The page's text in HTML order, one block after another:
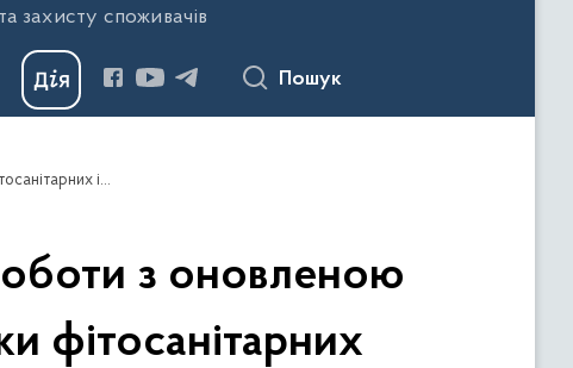
захисту споживачів
Пошук
Триває завершальний етап навчань щодо роботи з оновленою «Інформаційною системою для підтримки фітосанітарних інспекційних заходів»
з оновленою
фітосанітарних